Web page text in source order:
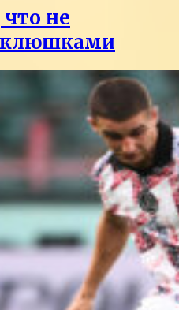
не
клюшками